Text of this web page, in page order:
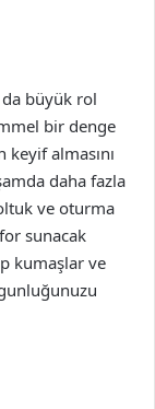
büyük rol
bir denge
keyif almasını
daha fazla
ve oturma
sunacak
kumaşlar ve